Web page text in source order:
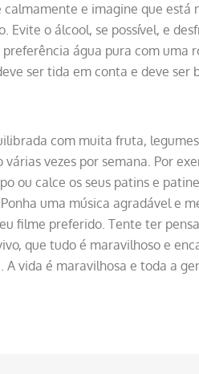
calmamente e imagine que está
Evite o álcool, se possível, e
água pura com uma
ser tida em conta e deve ser
com muita fruta,
vezes por semana. Por
ou calce os seus patins e
uma música agradável e
filme preferido. Tente ter
que tudo é maravilhoso e
A vida é maravilhosa e toda a